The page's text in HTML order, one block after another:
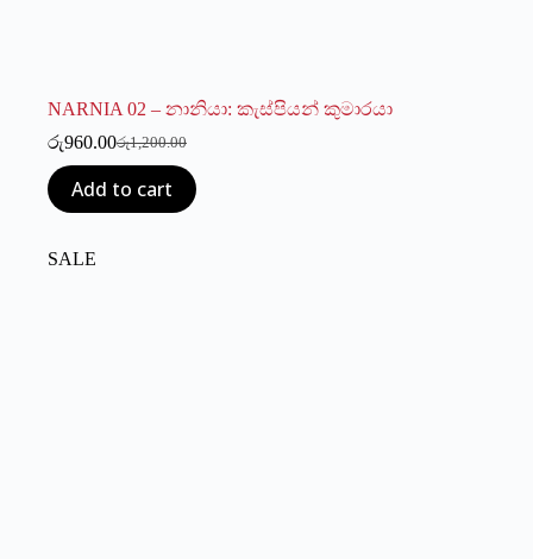
NARNIA 02 – නානියා: කැස්පියන් කුමාරයා
රු1,200.00
Original
was:
රු1,200.00.
රු960.00Current
is:
රු960.00.
Add to cart
SALE